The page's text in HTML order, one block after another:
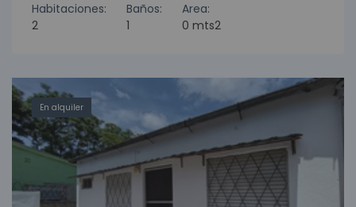
Habitaciones:
2
Baños:
1
Area:
0 mts2
En alquiler